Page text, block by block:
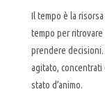
Il tempo è la
tempo per ritrovare
prendere
agitato,
stato d’animo.